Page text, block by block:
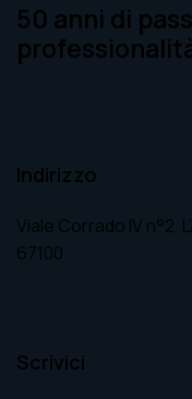
50 anni di
Indirizzo
Viale Corrado IV n°2,
67100
Scrivici